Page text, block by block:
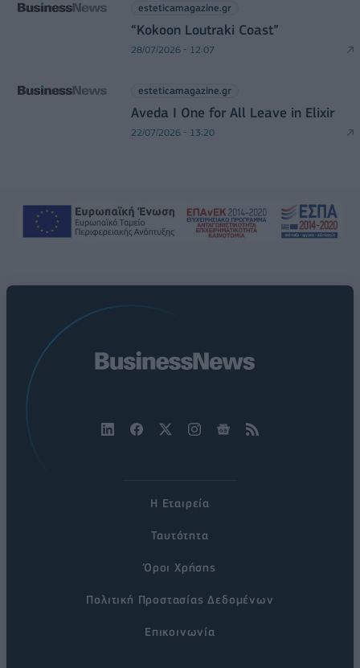
esteticamagazine.gr
“Kokoon Loutraki Coast”
28/07/2026 - 12:07
esteticamagazine.gr
Aveda I One for All Leave in Elixir
22/07/2026 - 13:20
Η Εταιρεία
Ταυτότητα
Όροι Χρήσης
Πολιτική Προστασίας Δεδομένων
Επικοινωνία